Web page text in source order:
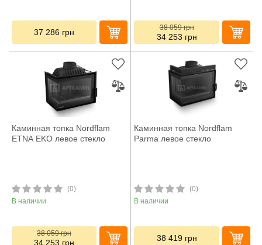
37 286 грн 38 059грн
34 253 грн
Каминная топка Nordflam
ETNA EKO левое стекло
(0)
В наличии
38 059грн
34 253 грн
Каминная топка Nordflam
Parma левое стекло
(0)
В наличии
38 419 грн